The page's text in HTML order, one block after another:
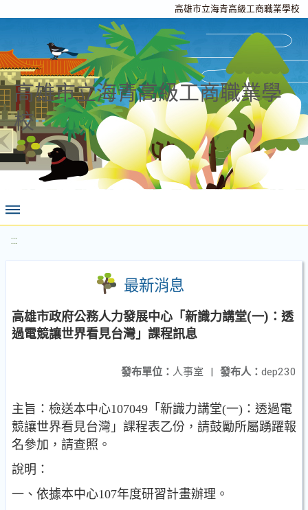
高雄市立海青高級工商職業學校
高雄市立海青高級工商職業學
校
:::
最新消息
高雄市政府公務人力發展中心「新識力講堂(一)：透
過電競讓世界看見台灣」課程訊息
發布人： dep230
發布單位： 人事室 |
主旨：檢送本中心107049「新識力講堂(一)：透過電
競讓世界看見台灣」課程表乙份，請鼓勵所屬踴躍報
名參加，請查照。
說明：
一、依據本中心107年度研習計畫辦理。